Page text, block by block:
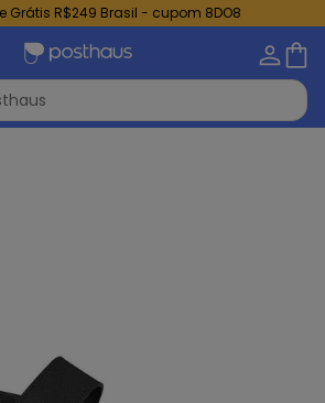
Grátis R$249 Brasil - cupom 8DO8